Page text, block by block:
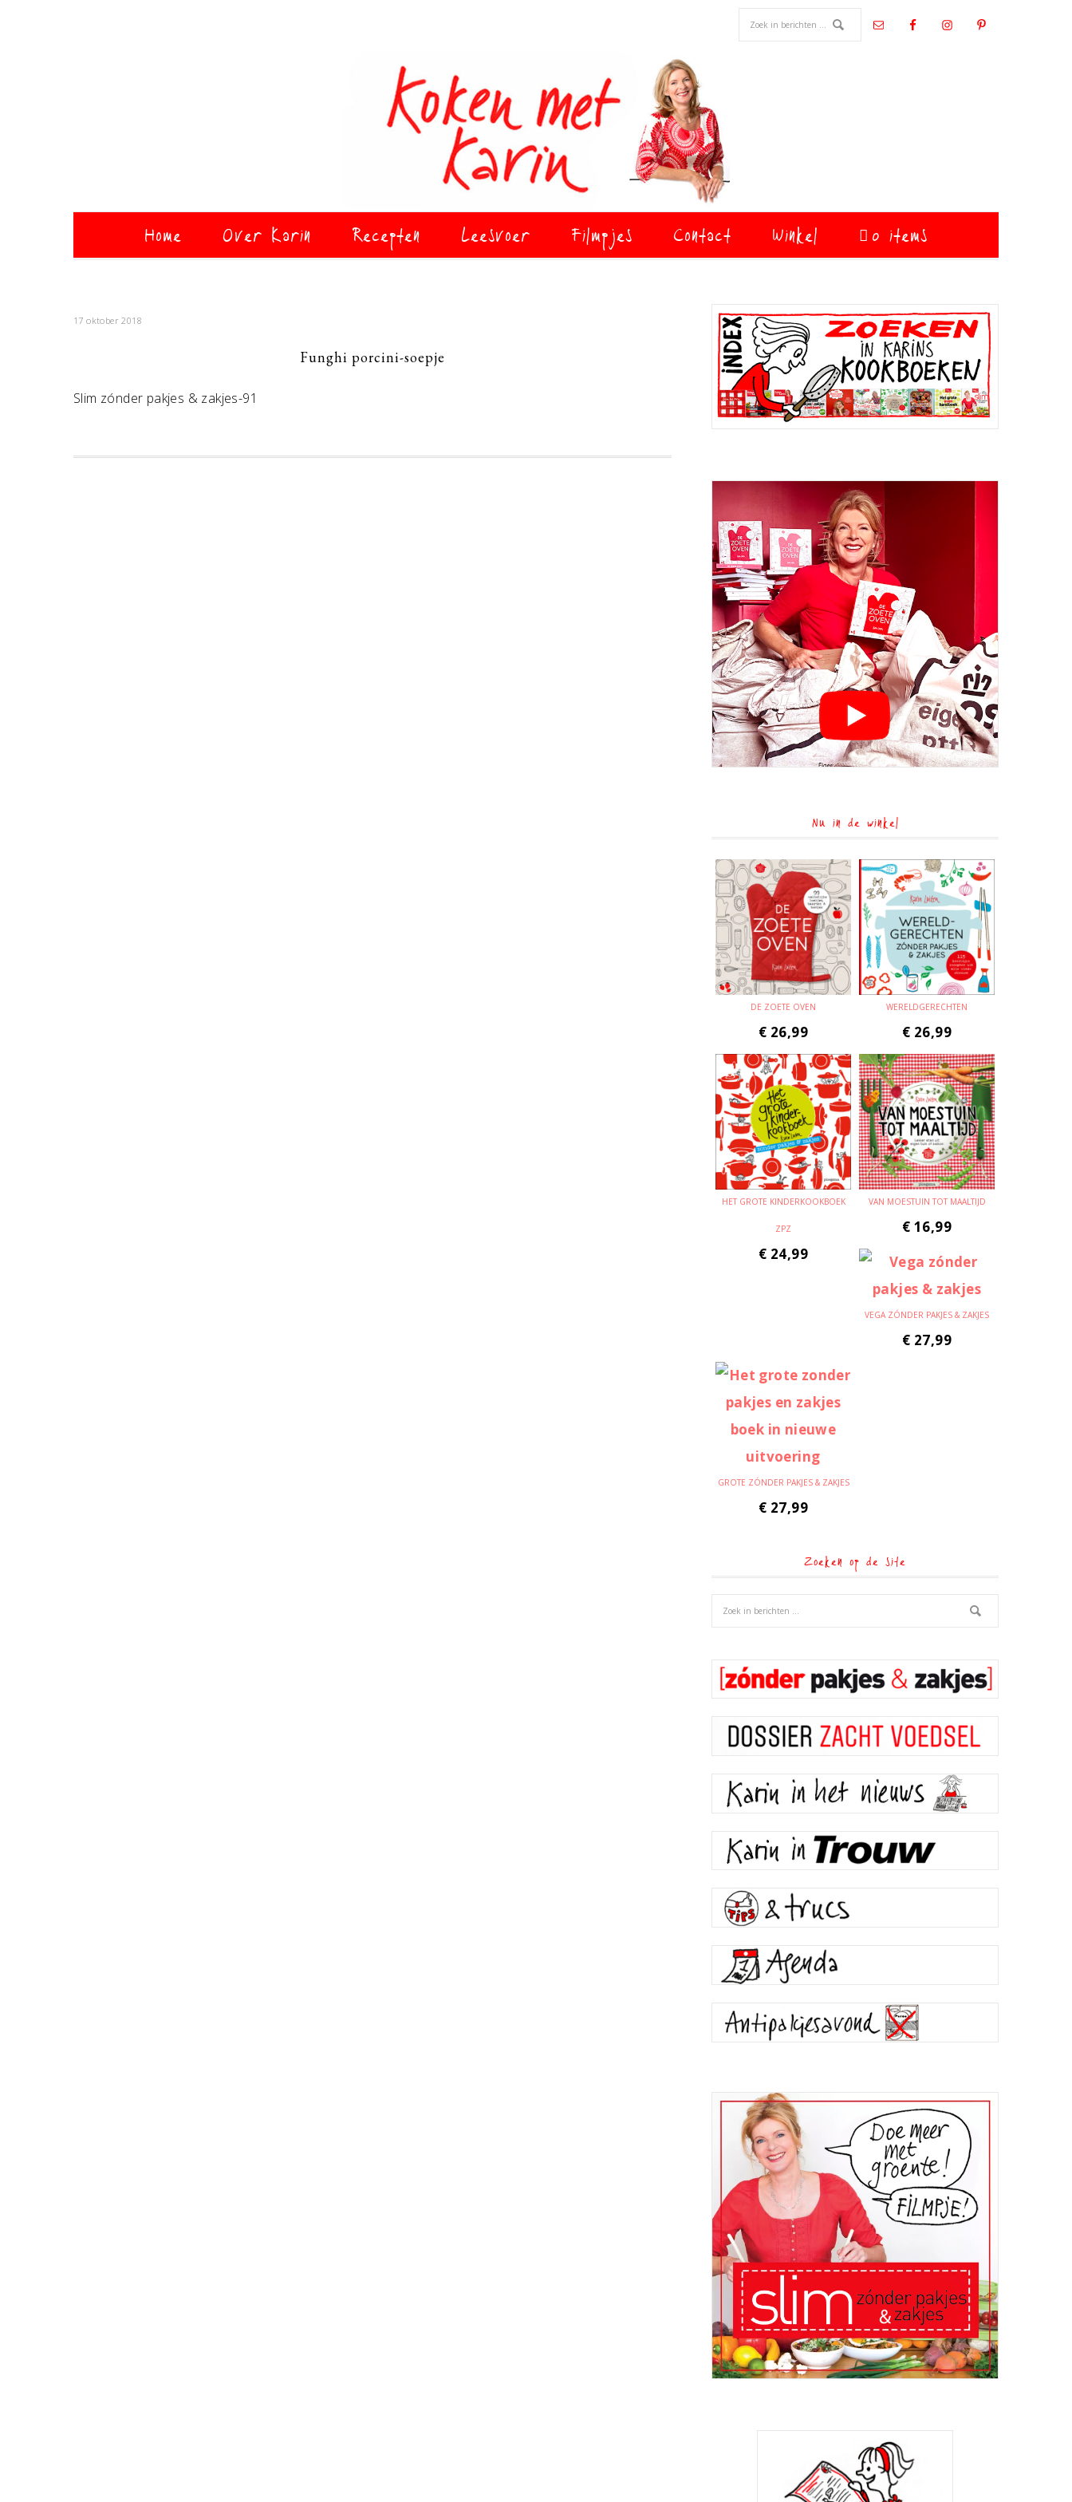
Home Over Karin Recepten Leesvoer Filmpjes Contact Winkel 0 items
17 oktober 2018
Funghi porcini-soepje
Slim zónder pakjes & zakjes-91
Primaire
Sidebar
Nu in de winkel
DE ZOETE OVEN
€ 26,99
WERELDGERECHTEN
€ 26,99
HET GROTE KINDERKOOKBOEK
ZPZ
€ 24,99
VAN MOESTUIN TOT MAALTIJD
€ 16,99
VEGA ZÓNDER PAKJES & ZAKJES
€ 27,99
GROTE ZÓNDER PAKJES & ZAKJES
€ 27,99
Zoeken op de site